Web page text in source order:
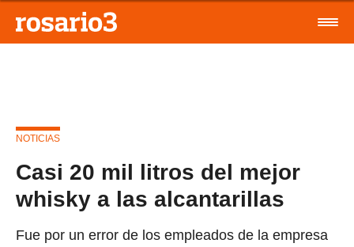
NOTICIAS
Casi 20 mil litros del mejor
whisky a las alcantarillas
Fue por un error de los empleados de la empresa